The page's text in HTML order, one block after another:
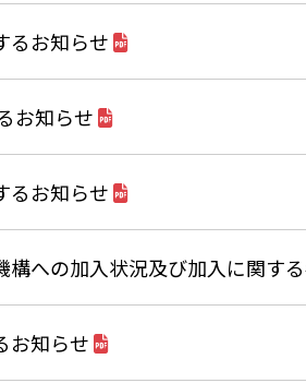
るお知らせ
お知らせ
るお知らせ
構への加入状況及び加入に関す
お知らせ